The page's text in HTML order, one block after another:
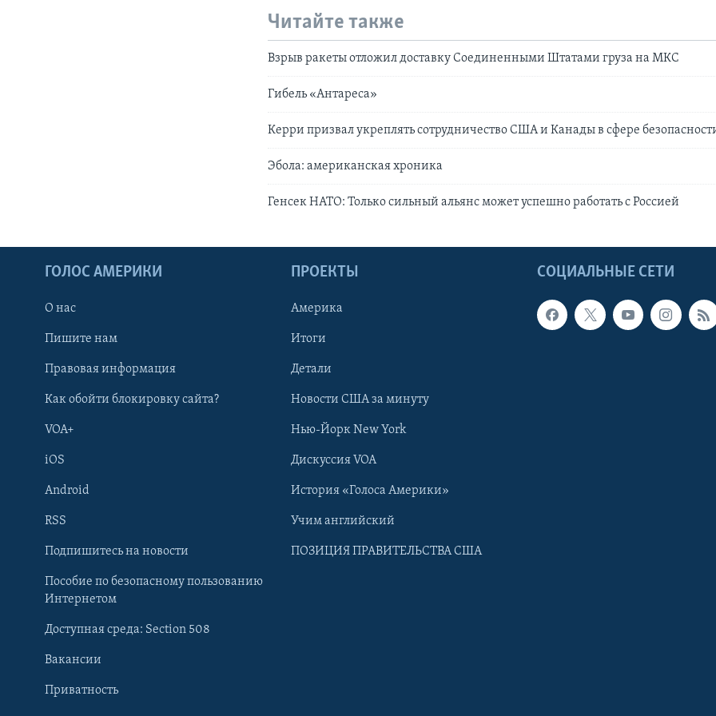
Learning English
Языки
Читайте также
Взрыв ракеты отложил доставку Соединенными Штатами груза на МКС
Гибель «Антареса»
Керри призвал укреплять сотрудничество США и Канады в сфере
Эбола: американская хроника
Генсек НАТО: Только сильный альянс может успешно работать с Россией
СОЦИАЛЬНЫЕ СЕТИ
ГОЛОС АМЕРИКИ
О нас
Пишите нам
Правовая информация
Как обойти блокировку сайта?
VOA+
iOS
Android
RSS
Подпишитесь на новости
Пособие по безопасному пользованию
Интернетом
Доступная среда: Section 508
Вакансии
Приватность
ПРОЕКТЫ
Америка
Итоги
Детали
Новости США за минуту
Нью-Йорк New York
Дискуссия VOA
История «Голоса Америки»
Учим английский
ПОЗИЦИЯ ПРАВИТЕЛЬСТВА США